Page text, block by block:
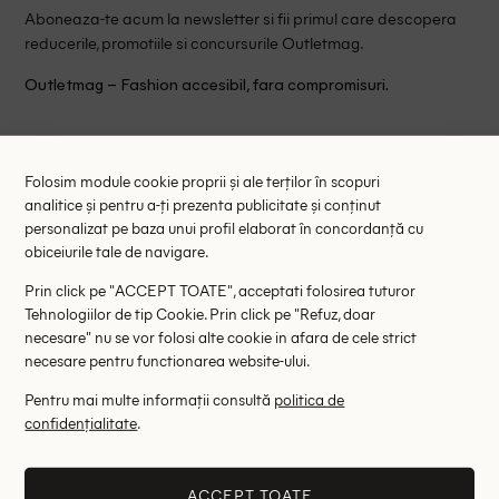
Aboneaza-te acum la newsletter si fii primul care descopera
reducerile, promotiile si concursurile Outletmag.
Outletmag – Fashion accesibil, fara compromisuri.
BLOG ABOUT US CONCURSURI
GHID NOUTATI
ROCHII ELEGANTE SALE SFATURI DE MODA
TENDINTE TIPS
Folosim module cookie proprii și ale terților în scopuri
analitice și pentru a-ți prezenta publicitate și conținut
personalizat pe baza unui profil elaborat în concordanță cu
obiceiurile tale de navigare.
Prin click pe "ACCEPT TOATE", acceptati folosirea tuturor
Tehnologiilor de tip Cookie. Prin click pe "Refuz, doar
necesare" nu se vor folosi alte cookie in afara de cele strict
necesare pentru functionarea website-ului.
Pentru mai multe informații consultă politica de
confidențialitate.
ACCEPT TOATE